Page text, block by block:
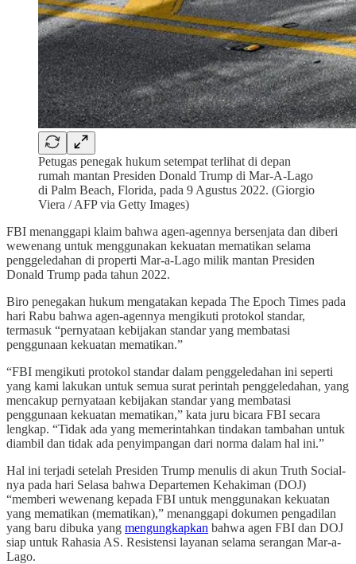
Petugas penegak hukum setempat terlihat di depan
rumah mantan Presiden Donald Trump di Mar-A-Lago
di Palm Beach, Florida, pada 9 Agustus 2022. (Giorgio
Viera / AFP via Getty Images)
FBI menanggapi klaim bahwa agen-agennya bersenjata dan diberi
wewenang untuk menggunakan kekuatan mematikan selama
penggeledahan di properti Mar-a-Lago milik mantan Presiden
Donald Trump pada tahun 2022.
Biro penegakan hukum mengatakan kepada The Epoch Times pada
hari Rabu bahwa agen-agennya mengikuti protokol standar,
termasuk “pernyataan kebijakan standar yang membatasi
penggunaan kekuatan mematikan.”
“FBI mengikuti protokol standar dalam penggeledahan ini seperti
yang kami lakukan untuk semua surat perintah penggeledahan, yang
mencakup pernyataan kebijakan standar yang membatasi
penggunaan kekuatan mematikan,” kata juru bicara FBI secara
lengkap. “Tidak ada yang memerintahkan tindakan tambahan untuk
diambil dan tidak ada penyimpangan dari norma dalam hal ini.”
Hal ini terjadi setelah Presiden Trump menulis di akun Truth Social-
nya pada hari Selasa bahwa Departemen Kehakiman (DOJ)
“memberi wewenang kepada FBI untuk menggunakan kekuatan
yang mematikan (mematikan),” menanggapi dokumen pengadilan
yang baru dibuka yang mengungkapkan bahwa agen FBI dan DOJ
siap untuk Rahasia AS. Resistensi layanan selama serangan Mar-a-
Lago.